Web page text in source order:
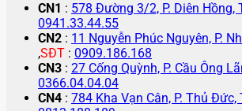
CN1 : 578 Đường 3/2, P. Diên Hồng,
0941.33.44.55
CN2 : 11 Nguyễn Phúc Nguyên, P.
,SĐT : 0909.186.168
CN3 : 27 Cống Quỳnh, P. Cầu Ông
0366.04.04.04
CN4 : 784 Kha Vạn Cân, P. Thủ Đức,